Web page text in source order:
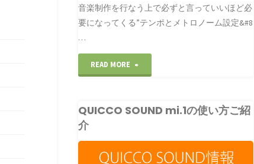
の
ャ
ン
音楽制作を行なう上で必ずと言っていいほど必
要になってくる”テンポとメトロノーム設定&#8
…
READ MORE "テ
ポ
メ
AURIA
QUICCO SOUND mi.1の使い方ご紹
介